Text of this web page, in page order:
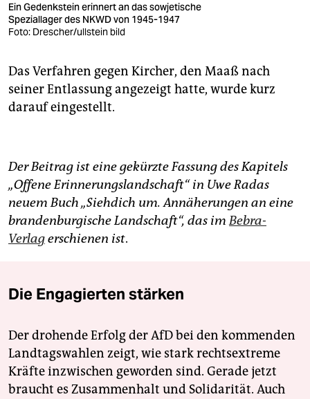
Ein Gedenkstein erinnert an das sowjetische
Speziallager des NKWD von 1945-1947
Foto: Drescher/ullstein bild
Das Verfahren gegen Kircher, den Maaß nach
seiner Entlassung angezeigt hatte, wurde kurz
darauf eingestellt.
Der Beitrag ist eine gekürzte Fassung des Kapitels
„Offene Erinnerungslandschaft“ in Uwe Radas
neuem Buch „Siehdich um. Annäherungen an eine
brandenburgische Landschaft“, das imBebra-
Verlagerschienen ist.
Die Engagierten stärken
Der drohende Erfolg der AfD bei den kommenden
Landtagswahlen zeigt, wie stark rechtsextreme
Kräfte inzwischen geworden sind. Gerade jetzt
braucht es Zusammenhalt und Solidarität. Auch